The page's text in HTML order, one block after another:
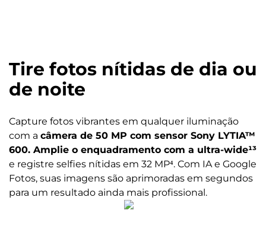
Câmera Principal: Sensor Sony - LYTIA™ 600 50 MP;
Abertura f/1,88; Câmera Ultra-wide: 8 MP Lente 120°;
Abertura f/2,2; Captura de vídeo: Ultra HD 4K (30 fps) Full HD
(60 fps); Zoom Digital: 10x; Flash: Sim, LED; Recurso de
Adobe Scanner, Audio Zoom, Cabine de Fotos, Lente Tilt-
shift, Google Fotos*
Câmera Frontal
Câmera Principal Frontal: 32 MP, Abertura f/2,2; Captura de
vídeo: 2K (30 fps) Full HD (30 fps)
Tire fotos nítidas de dia ou
de noite
Capture fotos vibrantes em qualquer iluminação
com a câmera de 50 MP com sensor Sony LYTIA™
600. Amplie o enquadramento com a ultra-wide¹³
e registre selfies nítidas em 32 MP⁴. Com IA e Google
Fotos, suas imagens são aprimoradas em segundos
para um resultado ainda mais profissional.